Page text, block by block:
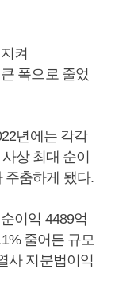
켜
폭으로 줄었
년에는 각각
상 최대 순이
주춤하게 됐다.
이익 4489억
줄어든 규모
사 지분법이익